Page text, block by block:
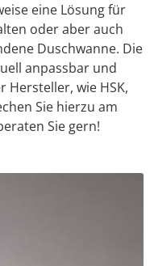
eine Lösung für
oder aber auch
Duschwanne. Die
anpassbar und
Hersteller, wie HSK,
Sie hierzu am
Sie gern!